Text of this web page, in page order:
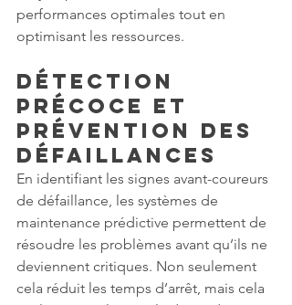
performances optimales tout en
optimisant les ressources.
Détection
Précoce et
Prévention des
Défaillances
En identifiant les signes avant-coureurs
de défaillance, les systèmes de
maintenance prédictive permettent de
résoudre les problèmes avant qu’ils ne
deviennent critiques. Non seulement
cela réduit les temps d’arrêt, mais cela